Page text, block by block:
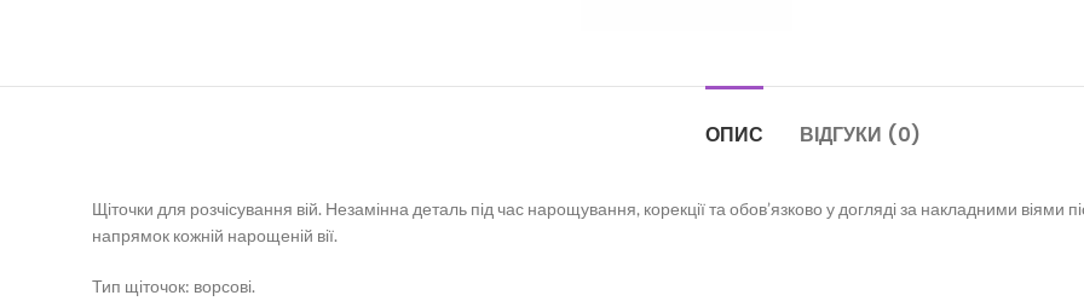
ОПИС ВІДГУКИ (0)
Щіточки для розчісування вій. Незамінна деталь під час нарощування, корекції та обов’язково у догляді за накладними
напрямок кожній нарощеній вії.
Тип щіточок: ворсові.